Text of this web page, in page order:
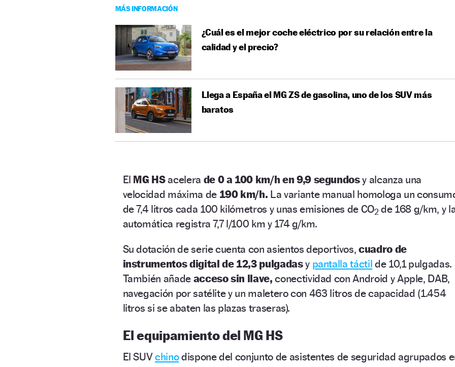
MÁS INFORMACIÓN
¿Cuál es el mejor coche eléctrico por su relación entre la
calidad y el precio?
Llega a España el MG ZS de gasolina, uno de los SUV más
baratos
El MG HSacelera de 0 a 100 km/h en 9,9 segundosy alcanza una
velocidad máxima de 190 km/h. La variante manual homologa un
de 7,4 litros cada 100 kilómetros y unas emisiones de CO2 de 168 g/km, y
automática registra 7,7 l/100 km y 174 g/km.
Su dotación de serie cuenta con asientos deportivos, cuadro de
instrumentos digital de 12,3 pulgadasy pantalla táctil de 10,1 pulgadas.
También añade acceso sin llave,conectividad con Android y Apple, DAB,
navegación por satélite y un maletero con 463 litros de capacidad (1.454
litros si se abaten las plazas traseras).
El equipamiento del MG HS
El SUVchinodispone del conjunto de asistentes de seguridad agrupados